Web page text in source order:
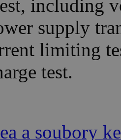
including
supply
limiting
test.
a soubory